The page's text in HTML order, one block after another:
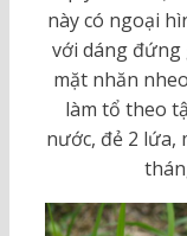
này có ngoại
với dáng đứng
mặt nhăn
làm tổ theo
nước, đẻ 2